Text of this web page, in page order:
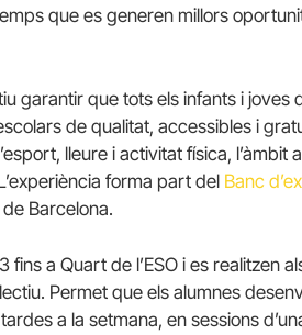
que es generen millors
garantir que tots els infants i joves
de qualitat, accessibles i
lleure i activitat física, l’àmbit
forma part del Banc
Barcelona.
fins a Quart de l’ESO i es realitzen
Permet que els alumnes
a la setmana, en sessions